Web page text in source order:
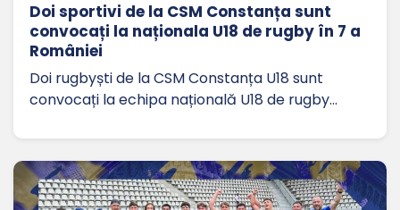
Doi sportivi de la CSM Constanța sunt
convocați la naționala U18 de rugby în 7 a
României
Doi rugbyști de la CSM Constanța U18 sunt
convocați la echipa națională U18 de rugby…